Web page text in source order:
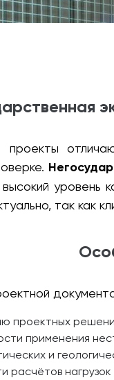
проекты
уровень
так как
проектных
применения
и
расчётов